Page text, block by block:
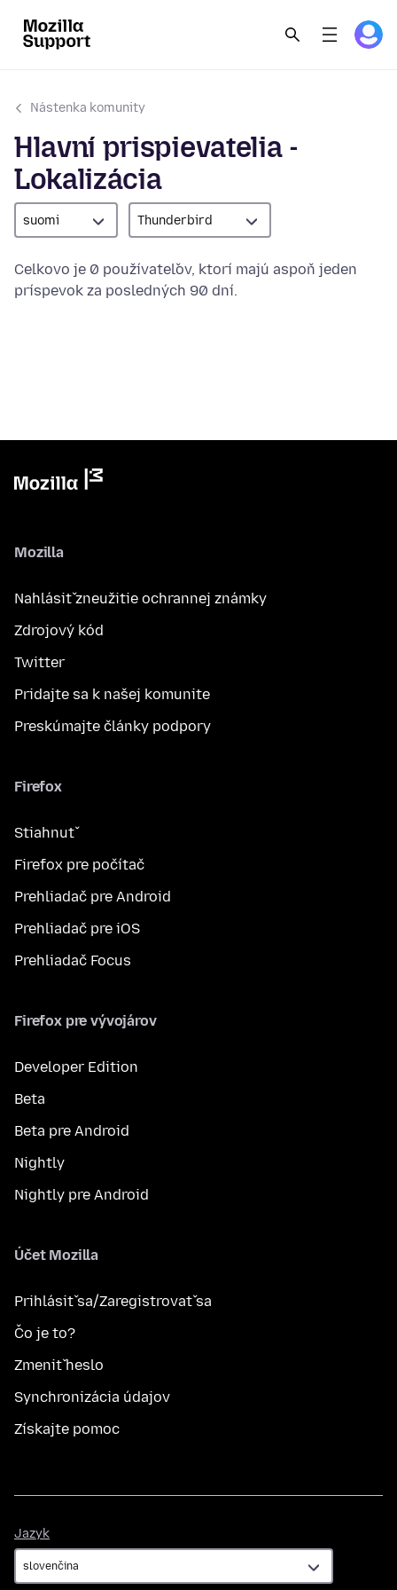
Nástenka komunity
Hlavní prispievatelia -
Lokalizácia
suomi Thunderbird
Celkovo je 0 používateľov, ktorí majú aspoň jeden
príspevok za posledných 90 dní.
Mozilla
Nahlásiť zneužitie ochrannej známky
Zdrojový kód
Twitter
Pridajte sa k našej komunite
Preskúmajte články podpory
Firefox
Stiahnuť
Firefox pre počítač
Prehliadač pre Android
Prehliadač pre iOS
Prehliadač Focus
Firefox pre vývojárov
Developer Edition
Beta
Beta pre Android
Nightly
Nightly pre Android
Účet Mozilla
Prihlásiť sa/Zaregistrovať sa
Čo je to?
Zmeniť heslo
Synchronizácia údajov
Získajte pomoc
Jazyk